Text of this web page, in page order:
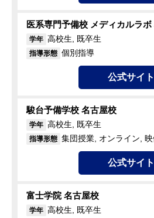
医系専門予備校 メディカルラ
学年 高校生, 既卒生
指導形態 個別指導
公式サイト
駿台予備学校 名古屋校
学年 高校生, 既卒生
指導形態 集団授業, オンライン,
公式サイト
富士学院 名古屋校
学年 高校生, 既卒生